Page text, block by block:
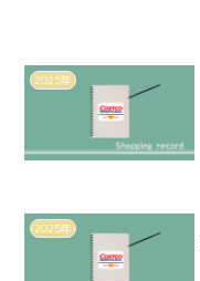
2025年
2025年